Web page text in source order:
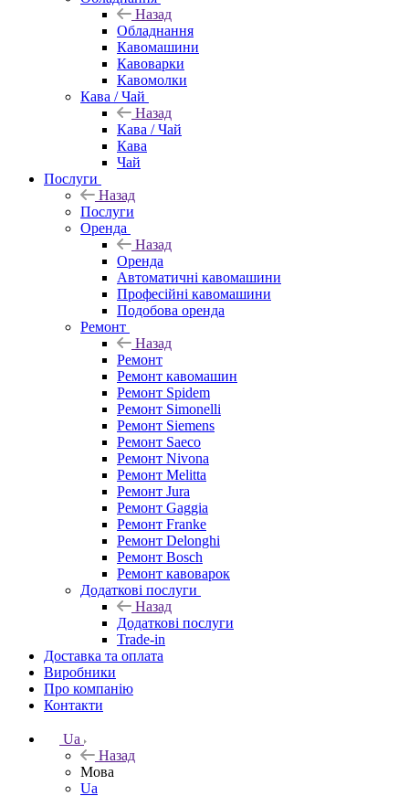
Назад
Обладнання
Кавомашини
Кавоварки
Кавомолки
Кава / Чай
Назад
Кава / Чай
Кава
Чай
Послуги
Назад
Послуги
Оренда
Назад
Оренда
Автоматичні кавомашини
Професійні кавомашини
Подобова оренда
Ремонт
Назад
Ремонт
Ремонт кавомашин
Ремонт Spidem
Ремонт Simonelli
Ремонт Siemens
Ремонт Saeco
Ремонт Nivona
Ремонт Melitta
Ремонт Jura
Ремонт Gaggia
Ремонт Franke
Ремонт Delonghi
Ремонт Bosch
Ремонт кавоварок
Додаткові послуги
Назад
Додаткові послуги
Trade-in
Доставка та оплата
Виробники
Про компанію
Контакти
Ua
Назад
Мова
Ua